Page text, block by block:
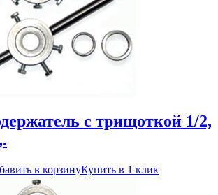
с трищоткой 1/2,
в корзинуКупить в 1 клик